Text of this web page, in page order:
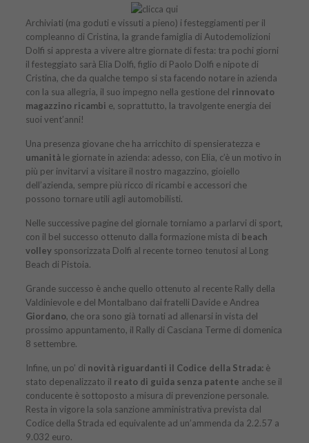
Archiviati (ma goduti e vissuti a pieno) i festeggiamenti per il
compleanno di Cristina, la grande famiglia di Autodemolizioni
Dolfi si appresta a vivere altre giornate di festa: tra pochi giorni
il festeggiato sarà Elia Dolfi, figlio di Paolo Dolfi e nipote di
Cristina, che da qualche tempo si sta facendo notare in azienda
con la sua allegria, il suo impegno nella gestione del rinnovato
magazzino ricambi e, soprattutto, la travolgente energia dei
suoi vent’anni!
Una presenza giovane che ha arricchito di spensieratezza e
umanità le giornate in azienda: adesso, con Elia, c’è un motivo in
più per invitarvi a visitare il nostro magazzino, gioiello
dell’azienda, sempre più ricco di ricambi e accessori che
possono tornare utili agli automobilisti.
Nelle successive pagine del giornale torniamo a parlarvi di sport,
con il bel successo ottenuto dalla formazione mista di beach
volley sponsorizzata Dolfi al recente torneo tenutosi al Long
Beach di Pistoia.
Grande successo è anche quello ottenuto al recente Rally della
Valdinievole e del Montalbano dai fratelli Davide e Andrea
Giordano, che ora sono già tornati ad allenarsi in vista del
prossimo appuntamento, il Rally di Casciana Terme di domenica
8 settembre.
Infine, un po’ di novità riguardanti il Codice della Strada: è
stato depenalizzato il reato di guida senza patente anche se il
conducente è sottoposto a misura di prevenzione personale.
Resta in vigore la sola sanzione amministrativa prevista dal
Codice della Strada ed equivalente ad un’ammenda da 2.2.57 a
9.032 euro.